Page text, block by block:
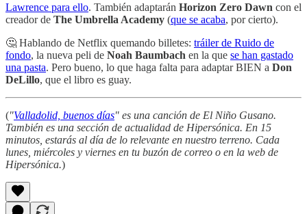
Lawrence para ello. También adaptarán Horizon Zero Dawn con el
creador de The Umbrella Academy (que se acaba, por cierto).
🤔 Hablando de Netflix quemando billetes: tráiler de Ruido de
fondo, la nueva peli de Noah Baumbach en la que se han gastado
una pasta. Pero bueno, lo que haga falta para adaptar BIEN a Don
DeLillo, que el libro es guay.
("Valladolid, buenos días" es una canción de El Niño Gusano.
También es una sección de actualidad de Hipersónica. En 15
minutos, estarás al día de lo relevante en nuestro terreno. Cada
lunes, miércoles y viernes en tu buzón de correo o en la web de
Hipersónica.)